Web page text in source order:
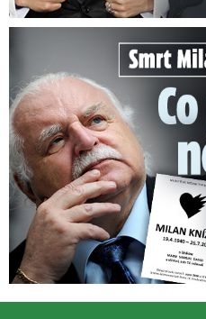
Smrt Milana Knížáka (†86):